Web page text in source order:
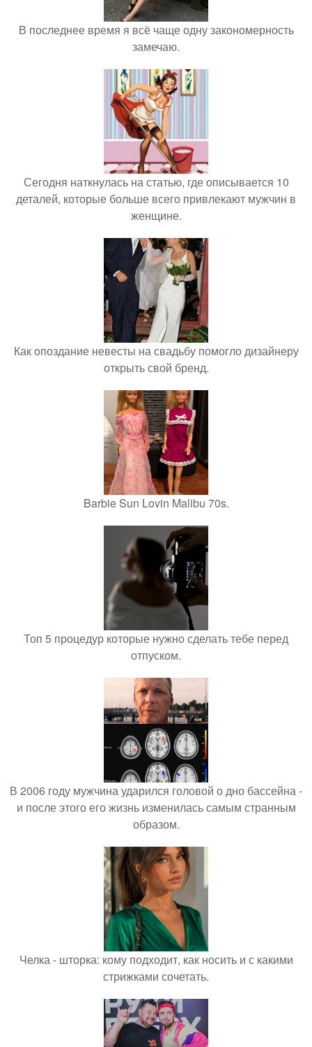
В последнее время я всё чаще одну закономерность
замечаю.
Сегодня наткнулась на статью, где описывается 10
деталей, которые больше всего привлекают мужчин в
женщине.
Как опоздание невесты на свадьбу помогло дизайнеру
открыть свой бренд.
Barbie Sun Lovin Malibu 70s.
Топ 5 процедур которые нужно сделать тебе перед
отпуском.
В 2006 году мужчина ударился головой о дно бассейна -
и после этого его жизнь изменилась самым странным
образом.
Челка - шторка: кому подходит, как носить и с какими
стрижками сочетать.